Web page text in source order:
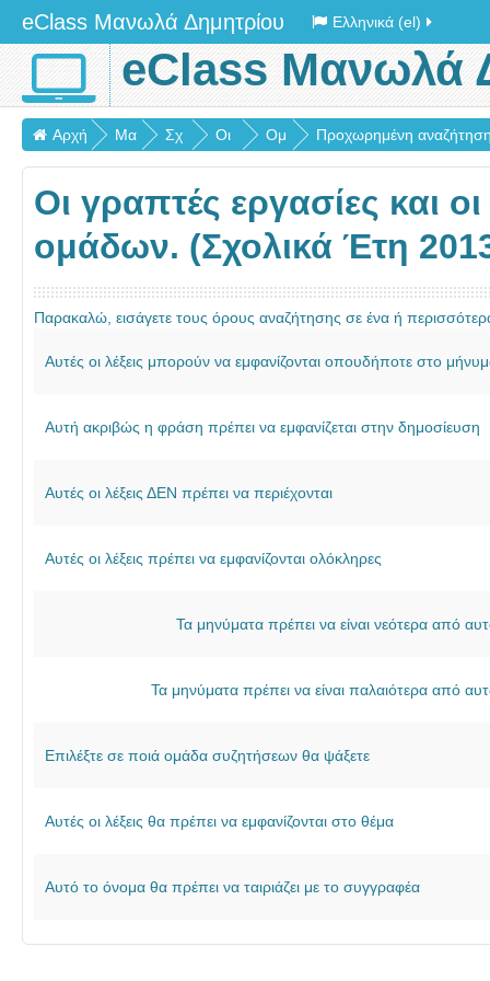
eClass Μανωλά Δημητρίου Ελληνικά (el)
eClass Μανωλά
Αρχή
Μα
θή
μα
Σχ
ολι
κά
20
13
-
Οι
γρ
απ
τές
ερ
γα
σίε
πα
υσι
εις
ν
θη
Ομ
άδ
ες
Συ
ζητ
ήσ
εω
Προχωρημένη
Οι γραπτές εργασίες και
ομάδων. (Σχολικά Έτη
Παρακαλώ, εισάγετε τους όρους αναζήτησης σε ένα ή
Αυτές οι λέξεις μπορούν να εμφανίζονται οπουδήποτε στο
Αυτή ακριβώς η φράση πρέπει να εμφανίζεται στην δημοσίευση
Αυτές οι λέξεις ΔΕΝ πρέπει να περιέχονται
Αυτές οι λέξεις πρέπει να εμφανίζονται ολόκληρες
Τα μηνύματα πρέπει να είναι νεότερα από
Τα μηνύματα πρέπει να είναι παλαιότερα από
Επιλέξτε σε ποιά ομάδα συζητήσεων θα ψάξετε
Αυτές οι λέξεις θα πρέπει να εμφανίζονται στο θέμα
Αυτό το όνομα θα πρέπει να ταιριάζει με το συγγραφέα